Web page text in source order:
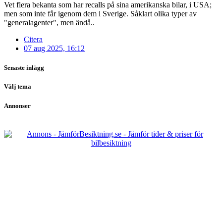
Vet flera bekanta som har recalls på sina amerikanska bilar, i USA;
men som inte får igenom dem i Sverige. Såklart olika typer av
"generalagenter", men ändå..
Citera
07 aug 2025, 16:12
Senaste inlägg
Välj tema
Annonser